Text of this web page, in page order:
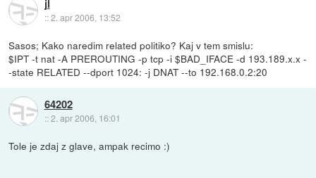
jl
::2. apr 2006, 13:52
Sasos; Kako naredim related politiko? Kaj v tem smislu:
$IPT -t nat -A PREROUTING -p tcp -i $BAD_IFACE -d 193.189.x.x -
-state RELATED --dport 1024: -j DNAT --to 192.168.0.2:20
64202
::2. apr 2006, 16:01
Tole je zdaj z glave, ampak recimo :)